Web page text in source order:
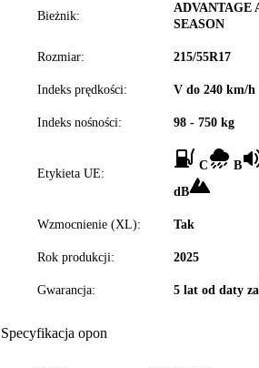
Bieżnik:
ADVANTAGE
SEASON
Rozmiar: 215/55R17
Indeks prędkości: V do 240 km/h
Indeks nośności: 98 - 750 kg
Etykieta UE:
C B
dB
Wzmocnienie (XL): Tak
Rok produkcji: 2025
Gwarancja: 5 lat od daty
Specyfikacja opon